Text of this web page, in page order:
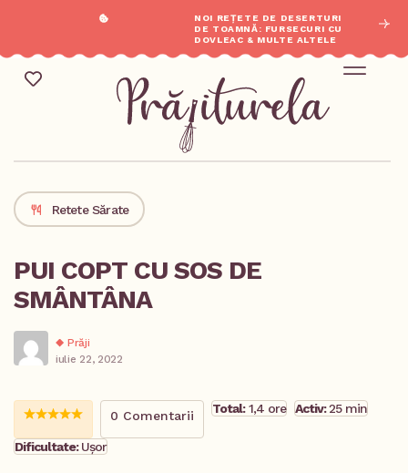
NOI REȚETE DE DESERTURI
DE TOAMNĂ: FURSECURI CU
DOVLEAC & MULTE ALTELE
Retete Sărate
PUI COPT CU SOS DE
SMÂNTÂNA
Prăji
iulie 22, 2022
0 Comentarii Total:1,4 ore Activ:25 min
Dificultate:Ușor